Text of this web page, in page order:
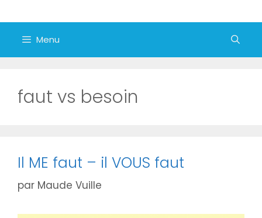
Menu
faut vs besoin
Il ME faut – il VOUS faut
par Maude Vuille